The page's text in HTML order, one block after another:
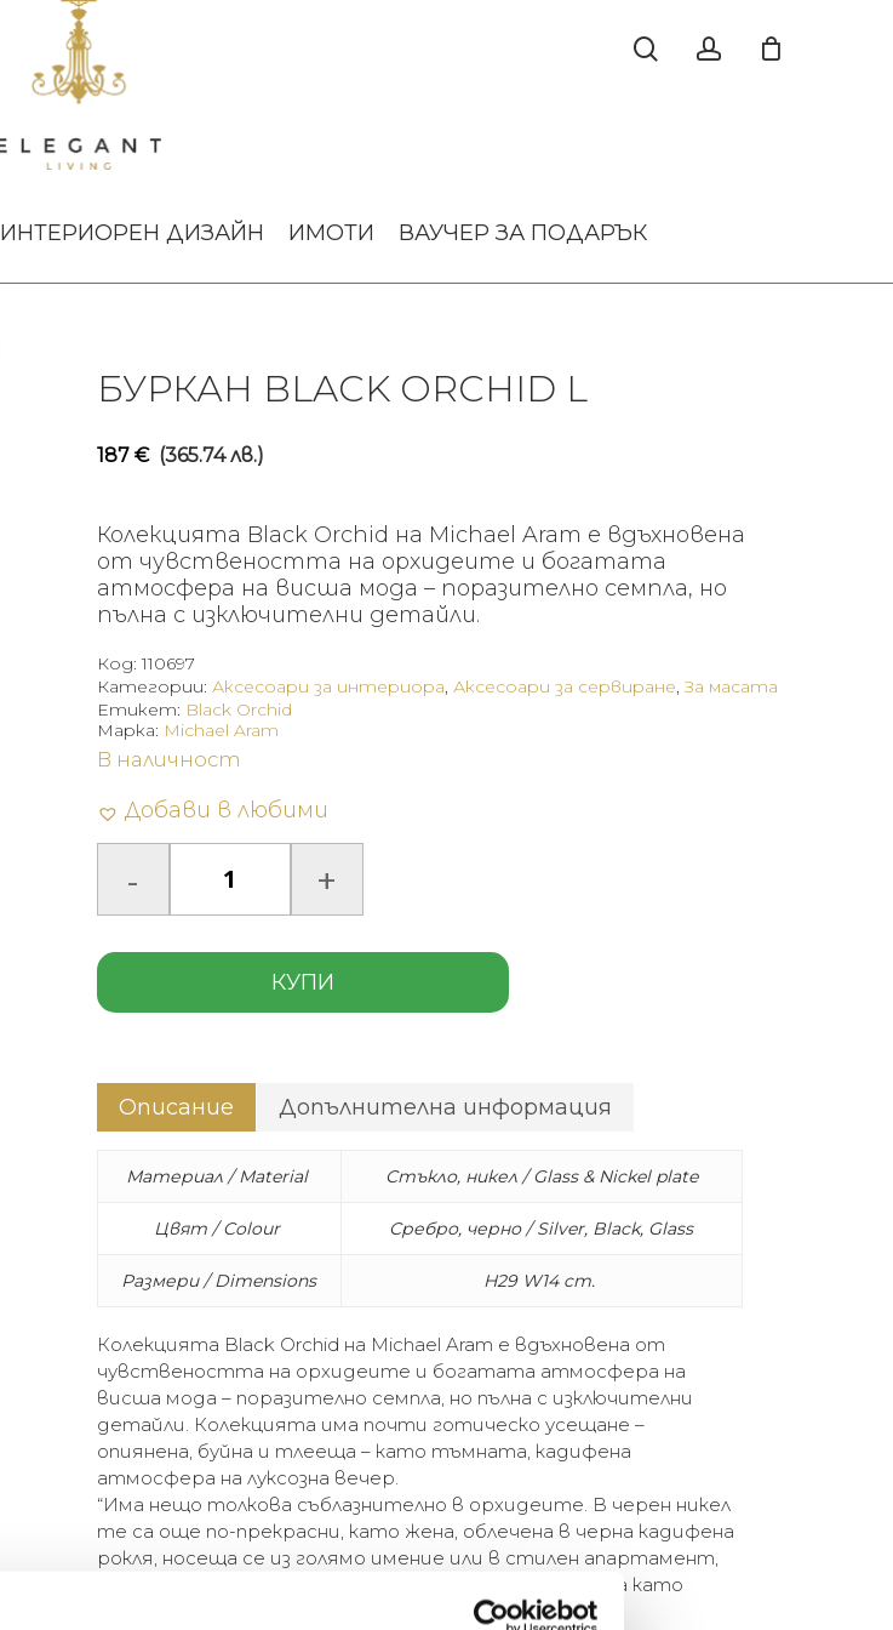
ИНТЕРИОРЕН ДИЗАЙН ИМОТИ ВАУЧЕР ЗА ПОДАРЪК
БУРКАН BLACK ORCHID L
187 € (365.74 лв.)
Колекцията Black Orchid на Michael Aram е вдъхновена
от чувствеността на орхидеите и богатата
атмосфера на висша мода – поразително семпла, но
пълна с изключителни детайли.
Код:110697
Категории: Аксесоари за интериора, Аксесоари за сервиране,За масата
Етикет: Black Orchid
В наличност
Добави в любими
КУПИ
Марка: Michael Aram
Описание Допълнителна информация
Материал / Material Стъкло, никел / Glass & Nickel plate
Цвят / Colour Сребро, черно / Silver, Black, Glass
Размери / Dimensions H29 W14 cm.
Колекцията Black Orchid на Michael Aram е вдъхновена от
чувствеността на орхидеите и богатата атмосфера на
висша мода – поразително семпла, но пълна с изключителни
детайли. Колекцията има почти готическо усещане –
опиянена, буйна и тлееща – като тъмната, кадифена
атмосфера на луксозна вечер.
“Има нещо толкова съблазнително в орхидеите. В черен никел
те са още по-прекрасни, като жена, облечена в черна кадифена
рокля, носеща се из голямо имение или в стилен апартамент,
високо над града. Тъмните орхидеи върху метала са като
последното сияние на красива вечер.” – Michael Aram